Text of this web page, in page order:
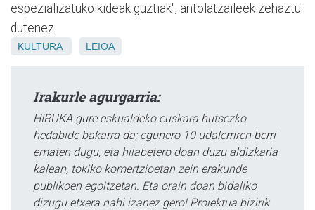
espezializatuko kideak guztiak", antolatzaileek zehaztu
dutenez.
KULTURA LEIOA
Irakurle agurgarria:
HIRUKA gure eskualdeko euskara hutsezko
hedabide bakarra da; egunero 10 udalerriren berri
ematen dugu, eta hilabetero doan duzu aldizkaria
kalean, tokiko komertzioetan zein erakunde
publikoen egoitzetan. Eta orain doan bidaliko
dizugu etxera nahi izanez gero! Proiektua bizirik